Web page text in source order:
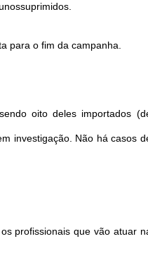
para o fim da campanha.
oito deles importados
investigação. Não há casos
profissionais que vão atuar